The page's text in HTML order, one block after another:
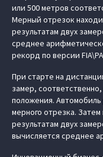
или 500 метров
Мерный отрезок
результатам двух
среднее
рекорд по версии
При старте на
замер,
положения. Автомобиль
мерного отрезка.
результатам двух
вычисляется среднее